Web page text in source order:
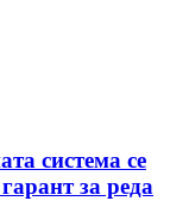
система се
за реда